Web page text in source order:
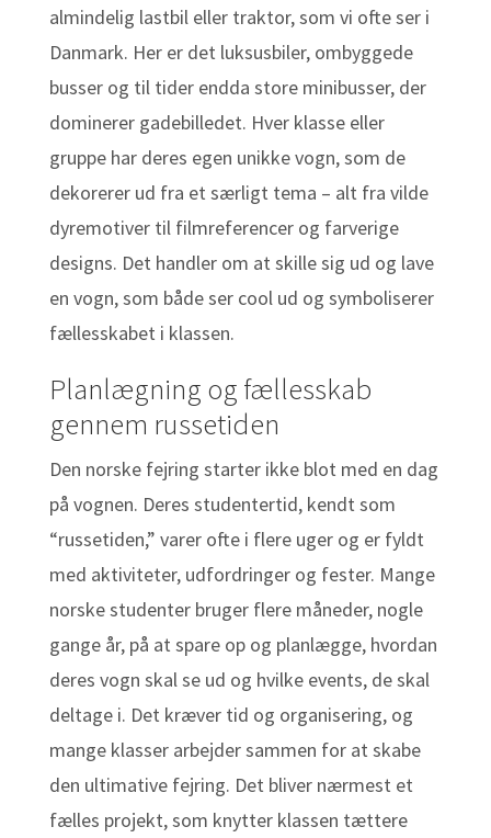
almindelig lastbil eller traktor, som vi ofte ser i
Danmark. Her er det luksusbiler, ombyggede
busser og til tider endda store minibusser, der
dominerer gadebilledet. Hver klasse eller
gruppe har deres egen unikke vogn, som de
dekorerer ud fra et særligt tema – alt fra vilde
dyremotiver til filmreferencer og farverige
designs. Det handler om at skille sig ud og lave
en vogn, som både ser cool ud og symboliserer
fællesskabet i klassen.
Planlægning og fællesskab
gennem russetiden
Den norske fejring starter ikke blot med en dag
på vognen. Deres studentertid, kendt som
“russetiden,” varer ofte i flere uger og er fyldt
med aktiviteter, udfordringer og fester. Mange
norske studenter bruger flere måneder, nogle
gange år, på at spare op og planlægge, hvordan
deres vogn skal se ud og hvilke events, de skal
deltage i. Det kræver tid og organisering, og
mange klasser arbejder sammen for at skabe
den ultimative fejring. Det bliver nærmest et
fælles projekt, som knytter klassen tættere